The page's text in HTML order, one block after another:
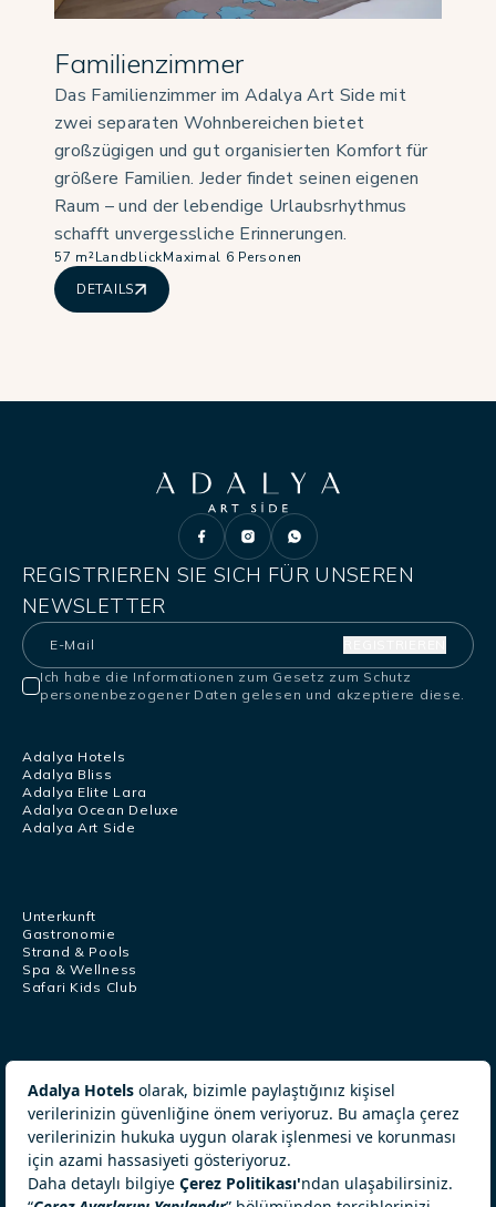
Familienzimmer
Das Familienzimmer im Adalya Art Side mit
zwei separaten Wohnbereichen bietet
großzügigen und gut organisierten Komfort für
größere Familien. Jeder findet seinen eigenen
Raum – und der lebendige Urlaubsrhythmus
schafft unvergessliche Erinnerungen.
57 m²LandblickMaximal 6 Personen
DETAILS
REGISTRIEREN SIE SICH FÜR UNSEREN
NEWSLETTER
Ich habe die Informationen zum Gesetz zum Schutz
personenbezogener Daten gelesen und akzeptiere diese.
Adalya Hotels
Adalya Bliss
Adalya Elite Lara
Adalya Ocean Deluxe
Adalya Art Side
Unterkunft
Gastronomie
Strand & Pools
Spa & Wellness
Safari Kids Club
+902422540806
+905326340232
[email protected]
© ADALYA Hotels 2026. All Rights Reserved.
Cookie-RichtlinieUmweltpolitik